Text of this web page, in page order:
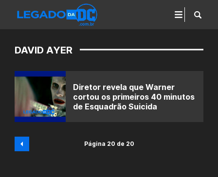
DAVID AYER
Diretor revela que Warner
cortou os primeiros 40 minutos
de Esquadrão Suicida
Página 20 de 20